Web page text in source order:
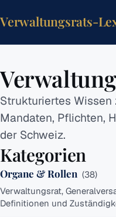
Verwaltungsrats-
Lexikon
Startseite
Feedback
Taxonomie
Über
KATEGORIEN
Organe
Strukturiertes
Mandaten, Pflichten,
der Schweiz.
Kategorien
Organe & Rollen (38)
Verwaltungsrat,
Definitionen und